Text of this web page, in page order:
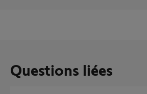
Questions liées